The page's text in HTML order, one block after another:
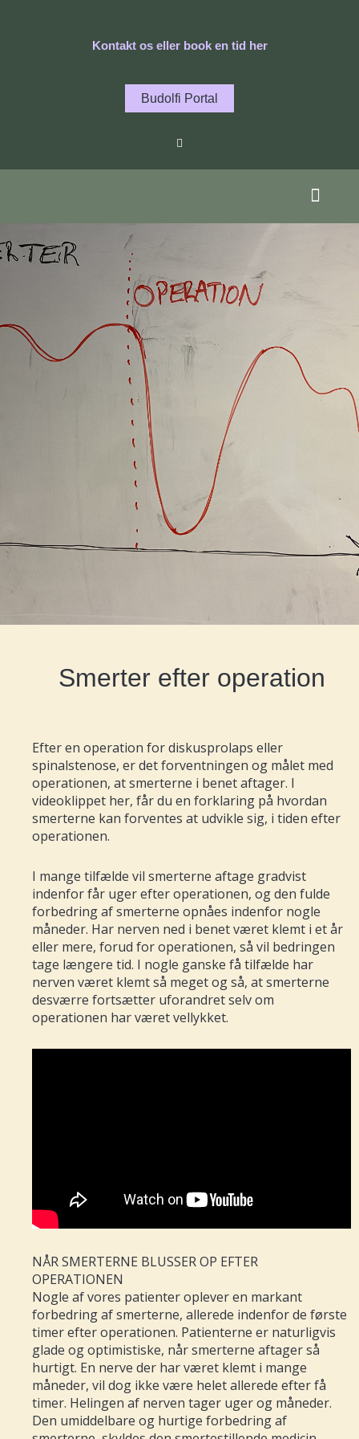
Kontakt os eller book en tid her
Budolfi Portal
a
c
b
f
Smerter efter operation
Efter en operation for diskusprolaps eller
spinalstenose, er det forventningen og målet med
operationen, at smerterne i benet aftager. I
videoklippet her, får du en forklaring på hvordan
smerterne kan forventes at udvikle sig, i tiden efter
operationen.
I mange tilfælde vil smerterne aftage gradvist
indenfor får uger efter operationen, og den fulde
forbedring af smerterne opnåes indenfor nogle
måneder. Har nerven ned i benet været klemt i et år
eller mere, forud for operationen, så vil bedringen
tage længere tid. I nogle ganske få tilfælde har
nerven været klemt så meget og så, at smerterne
desværre fortsætter uforandret selv om
operationen har været vellykket.
NÅR SMERTERNE BLUSSER OP EFTER
OPERATIONEN
Nogle af vores patienter oplever en markant
forbedring af smerterne, allerede indenfor de første
timer efter operationen. Patienterne er naturligvis
glade og optimistiske, når smerterne aftager så
hurtigt. En nerve der har været klemt i mange
måneder, vil dog ikke være helet allerede efter få
timer. Helingen af nerven tager uger og måneder.
Den umiddelbare og hurtige forbedring af